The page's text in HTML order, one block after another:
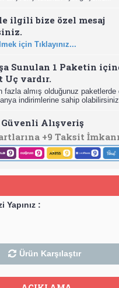
ilgili bize özel mesaj
için Tıklayınız...
Sunulan 1 Paketin
Uç vardır.
fazla almış olduğunuz paketlerde
indirimlerine sahip
Alışveriş
+9 Taksit İmkanı
Yapınız :
Ürün Karşılaştır